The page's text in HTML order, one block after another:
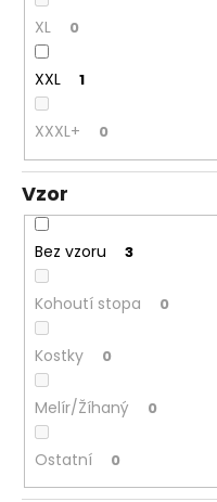
XL 0
XXL 1
XXXL+ 0
Vzor
Bez vzoru 3
Kohoutí stopa 0
Kostky 0
Melír/Žíhaný 0
Ostatní 0